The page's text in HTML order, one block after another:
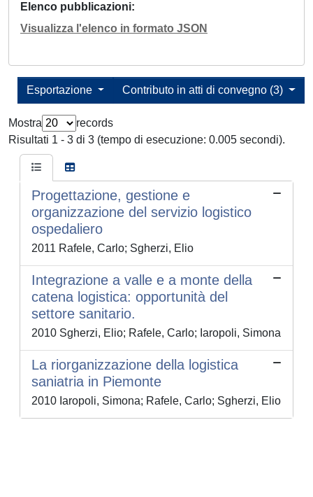
Elenco pubblicazioni
Visualizza l'elenco in formato JSON
Contributo in atti di convegno (3)
Esportazione
Mostra
records
Risultati 1 - 3 di 3 (tempo di esecuzione: 0.005 secondi).
Progettazione, gestione e
organizzazione del servizio logistico
ospedaliero
2011 Rafele, Carlo; Sgherzi, Elio
Integrazione a valle e a monte della
catena logistica: opportunità del
settore sanitario.
2010 Sgherzi, Elio; Rafele, Carlo; Iaropoli, Simona
La riorganizzazione della logistica
saniatria in Piemonte
2010 Iaropoli, Simona; Rafele, Carlo; Sgherzi, Elio